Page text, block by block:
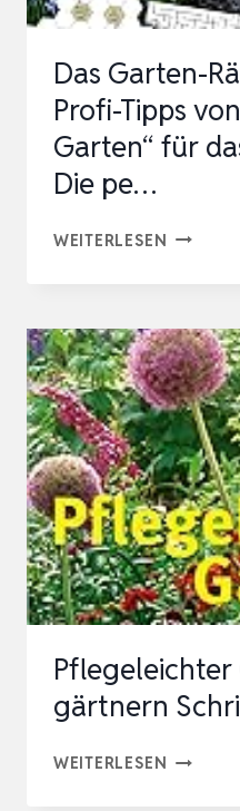
Das Garten-
Profi-Tipps
Garten“ für
Die pe…
WEITERLESEN DAS
–
MIT
PROFI-
TIPPS
VON
„MEIN
FÜR
GANZE
JAHR:
PE…
Pflegeleichter
gärtnern
WEITERLESEN